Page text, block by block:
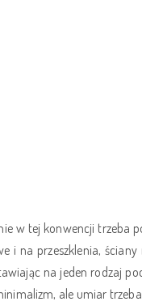
w tej konwencji trzeba
i na przeszklenia,
na jeden rodzaj
ale umiar